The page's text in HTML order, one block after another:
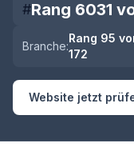
#Rang 6031
Branche:
Rang 95
172
Website jetzt